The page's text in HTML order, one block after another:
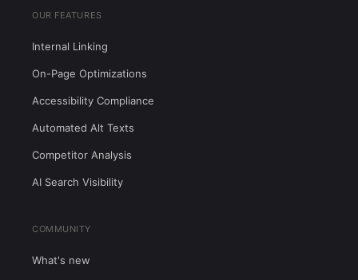
OUR FEATURES
Internal Linking
On-Page Optimizations
Accessibility Compliance
Automated Alt Texts
Competitor Analysis
AI Search Visibility
COMMUNITY
What's new